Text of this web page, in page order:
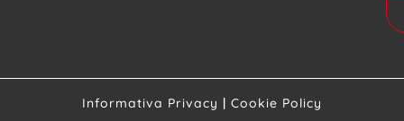
Informativa Privacy | Cookie Policy